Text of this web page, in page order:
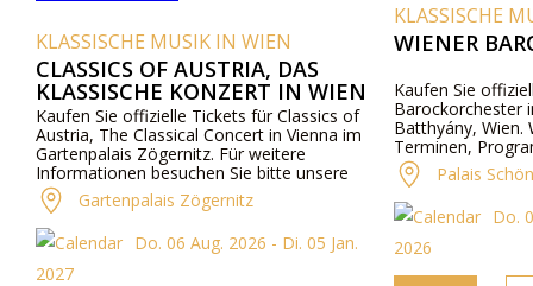
KLASSISCHE MUSIK IN WIEN
CLASSICS OF AUSTRIA, DAS
KLASSISCHE KONZERT IN WIEN
Kaufen Sie offizielle Tickets für Classics of
Austria, The Classical Concert in Vienna im
Gartenpalais Zögernitz. Für weitere
Informationen besuchen Sie bitte unsere
Website.Gartenpalais Zögernitz
Do. 06 Aug. 2026 - Di. 05 Jan.
2027
KLASSISCHE
WIENER
Kaufen Sie
Barockorchester
Batthyány, Wien.
Terminen,
telefonisch.
Palais
Do.
2026